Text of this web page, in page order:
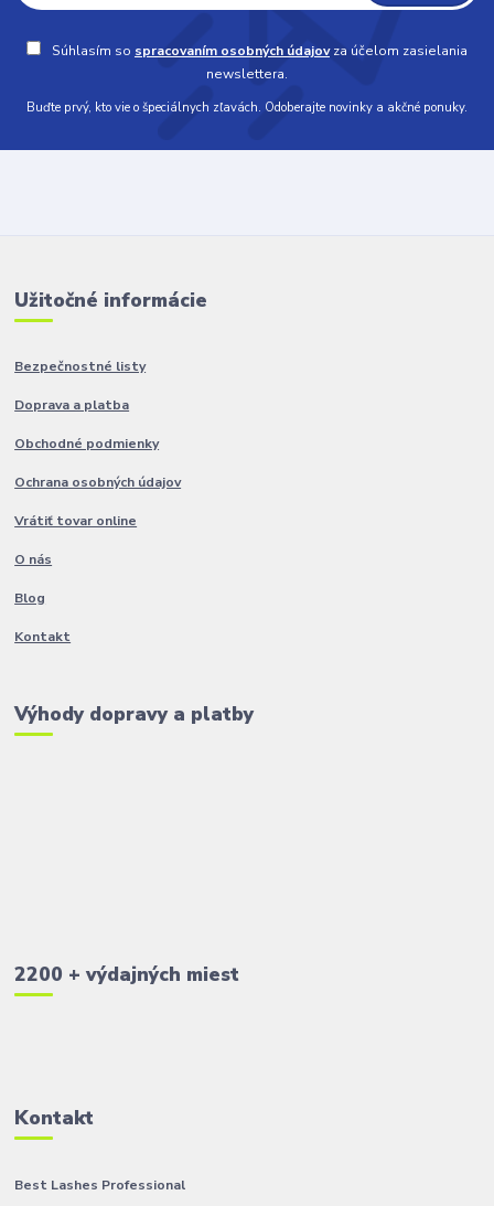
Súhlasím so spracovaním osobných údajovza účelom zasielania
newslettera.
Buďte prvý, kto vie o špeciálnych zľavách. Odoberajte novinky a akčné ponuky.
Užitočné informácie
Bezpečnostné listy
Doprava a platba
Obchodné podmienky
Ochrana osobných údajov
Vrátiť tovar online
O nás
Blog
Kontakt
Výhody dopravy a platby
2200 + výdajných miest
Kontakt
Best Lashes Professional